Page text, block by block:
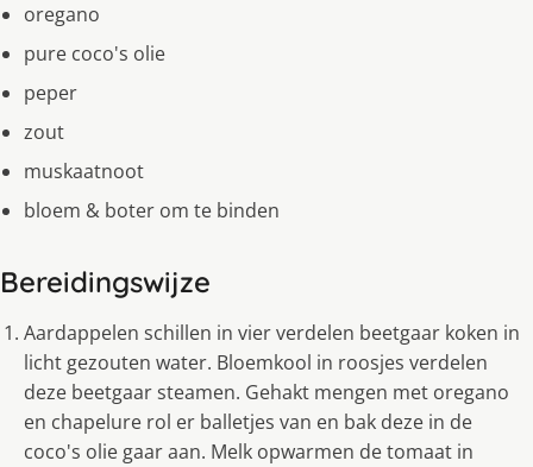
oregano
pure coco's olie
peper
zout
muskaatnoot
bloem & boter om te binden
Bereidingswijze
Aardappelen schillen in vier verdelen beetgaar koken in
licht gezouten water. Bloemkool in roosjes verdelen
deze beetgaar steamen. Gehakt mengen met oregano
en chapelure rol er balletjes van en bak deze in de
coco's olie gaar aan. Melk opwarmen de tomaat in